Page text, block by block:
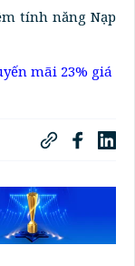
tính năng Nạp
mãi 23% giá